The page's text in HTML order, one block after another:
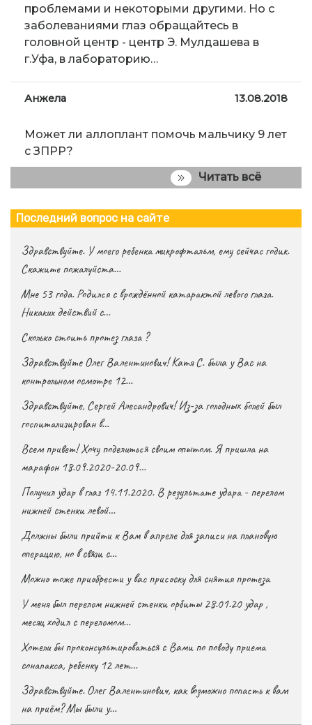
проблемами и некоторыми другими. Но с
заболеваниями глаз обращайтесь в
головной центр - центр Э. Мулдашева в
г.Уфа, в лабораторию…
Анжела 13.08.2018
Может ли аллоплант помочь мальчику 9 лет
с ЗПРР?
Читать всё
Последний вопрос на сайте
Здравствуйте. У моего ребенка микрофтальм, ему сейчас годик.
Скажите пожалуйста…
Мне 53 года. Родился с врождённой катарактой левого глаза.
Никаких действий с…
Сколько стоить протез глаза ?
Здравствуйте Олег Валентинович! Катя С. была у Вас на
контрольном осмотре 12…
Здравствуйте, Сергей Алесандрович! Из-за голодных болей был
госпитализирован в…
Всем привет! Хочу поделиться своим опытом. Я пришла на
марафон 18.09.2020-20.09…
Получил удар в глаз 14.11.2020. В результате удара - перелом
нижней стенки левой…
Должны были прийти к Вам в апреле для записи на плановую
операцию, но в связи с…
Можно тоже приобрести у вас присоску для снятия протеза
У меня был перелом нижней стенки орбиты 28.01.20 удар ,
месяц ходил с переломом…
Хотели бы проконсультироваться с Вами по поводу приема
сонапакса, ребенку 12 лет…
Здравствуйте. Олег Валентинович, как возможно попасть к вам
на приём? Мы были у…